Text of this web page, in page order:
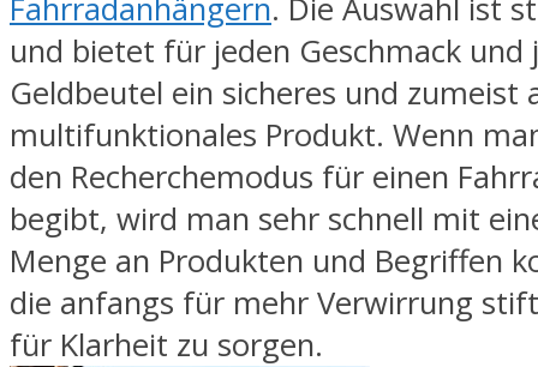
Fahrradanhängern. Die Auswahl ist
und bietet für jeden Geschmack und
Geldbeutel ein sicheres und zumeist
multifunktionales Produkt. Wenn
den Recherchemodus für einen
begibt, wird man sehr schnell mit
Menge an Produkten und Begriffen
die anfangs für mehr Verwirrung
für Klarheit zu sorgen.